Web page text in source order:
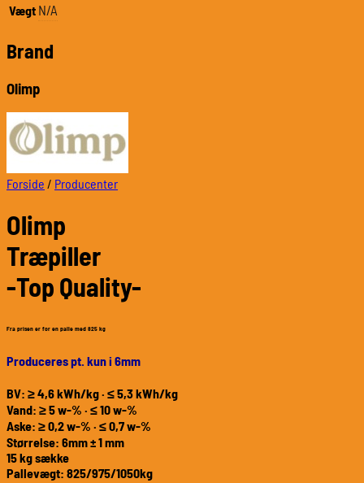
Vægt N/A
Brand
Olimp
Forside / Producenter
Olimp
Træpiller
-Top Quality-
Fra prisen er for en palle med 825 kg
Produceres pt. kun i 6mm
BV: ≥ 4,6 kWh/kg · ≤ 5,3 kWh/kg
Vand: ≥ 5 w-% · ≤ 10 w-%
Aske: ≥ 0,2 w-% · ≤ 0,7 w-%
Størrelse: 6mm ± 1 mm
15 kg sække
Pallevægt: 825/975/1050kg